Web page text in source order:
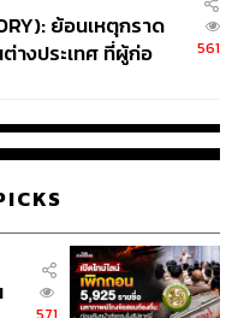
212
AUTHOR
ตภัณฑ์และกลยุทธ์การลงทุน
ย้อนเหตุกราด
ต่างประเทศ ที่ผู้ก่อ
561